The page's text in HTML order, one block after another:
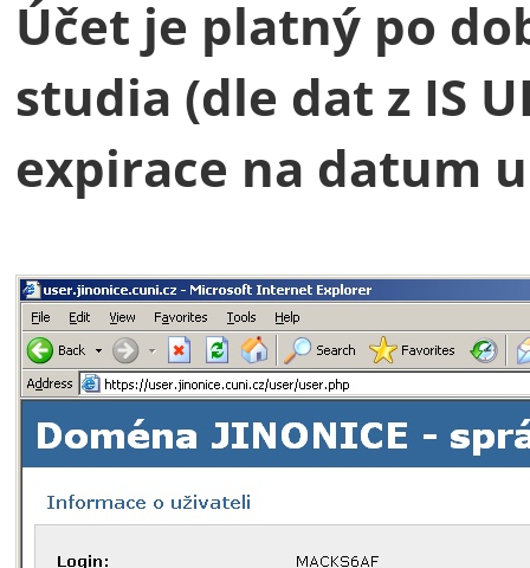
Účet je platný po
studia (dle dat z IS
expirace na datum